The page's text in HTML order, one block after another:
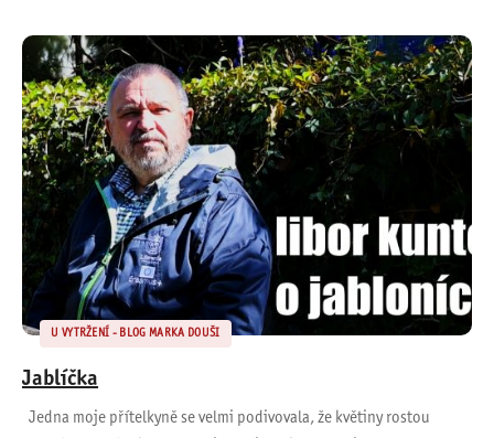
U VYTRŽENÍ - BLOG MARKA DOUŠI
Jablíčka
Jedna moje přítelkyně se velmi podivovala, že květiny rostou